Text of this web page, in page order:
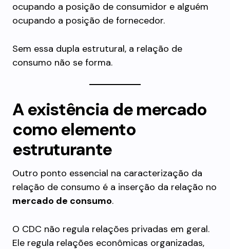
ocupando a posição de consumidor e alguém
ocupando a posição de fornecedor.
Sem essa dupla estrutural, a relação de
consumo não se forma.
A existência de mercado
como elemento
estruturante
Outro ponto essencial na caracterização da
relação de consumo é a inserção da relação no
mercado de consumo.
O CDC não regula relações privadas em geral.
Ele regula relações econômicas organizadas,